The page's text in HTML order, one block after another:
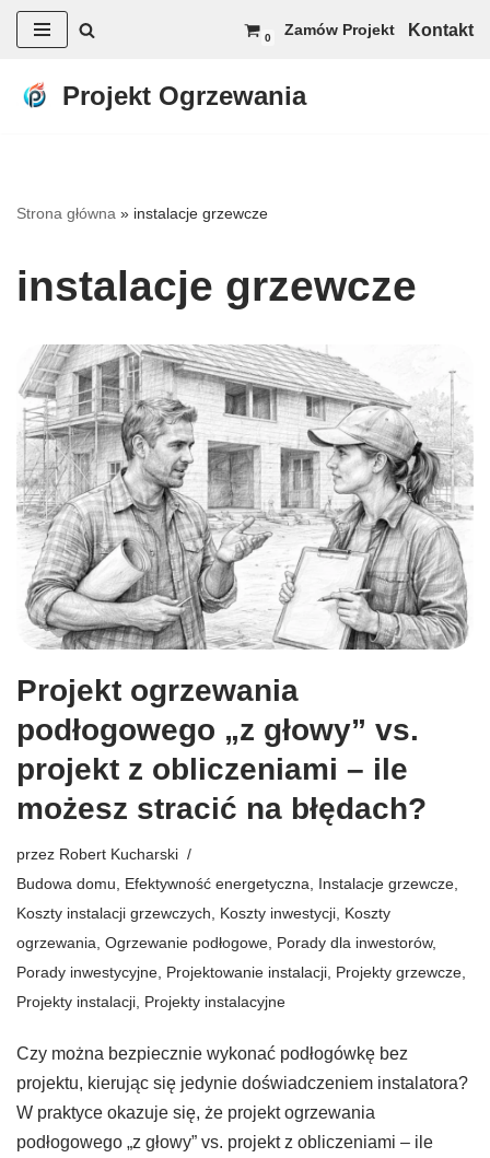
do
0 Zamów Projekt Kontakt
Projekt Ogrzewania
Strona główna » instalacje grzewcze
instalacje grzewcze
Projekt ogrzewania
podłogowego „z głowy” vs.
projekt z obliczeniami – ile
możesz stracić na błędach?
przez Robert Kucharski
Budowa domu
Efektywność energetyczna Instalacje grzewcze
Koszty instalacji grzewczych
Koszty inwestycji Koszty
ogrzewania Ogrzewanie podłogowe Porady dla inwestorów,
Porady inwestycyjne Projektowanie instalacji Projekty grzewcze
Projekty instalacji Projekty instalacyjne
Czy można bezpiecznie wykonać podłogówkę bez
projektu, kierując się jedynie doświadczeniem instalatora?
W praktyce okazuje się, że projekt ogrzewania
podłogowego „z głowy” vs. projekt z obliczeniami – ile